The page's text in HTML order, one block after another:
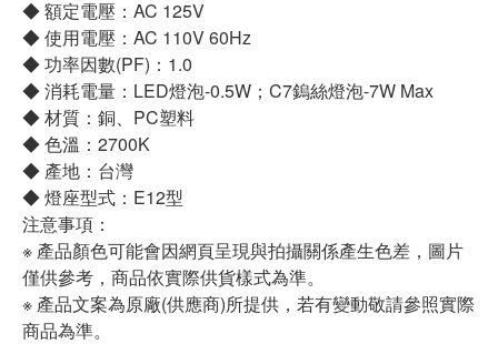
◆ 額定電壓：AC 125V
◆ 使用電壓：AC 110V 60Hz
◆ 功率因數(PF)：1.0
◆ 消耗電量：LED燈泡-0.5W；C7鎢絲燈泡-7W Max
◆ 材質：銅、PC塑料
◆ 色溫：2700K
◆ 產地：台灣
◆ 燈座型式：E12型
注意事項：
※ 產品顏色可能會因網頁呈現與拍攝關係產生色差，圖片
僅供參考，商品依實際供貨樣式為準。
※ 產品文案為原廠(供應商)所提供，若有變動敬請參照實際
商品為準。